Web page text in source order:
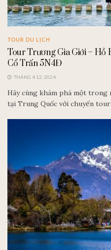
TOUR DU LỊCH
Tour Trương Gia Giới – Hồ
Cổ Trấn 5N4Đ
THÁNG 4 12, 2024
Hãy cùng khám phá một
tại Trung Quốc với chuyến